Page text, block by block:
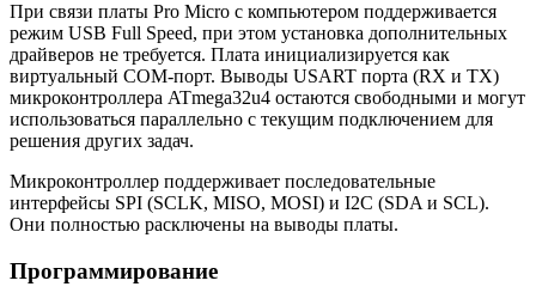
При связи платы Pro Micro с компьютером поддерживается
режим USB Full Speed, при этом установка дополнительных
драйверов не требуется. Плата инициализируется как
виртуальный COM-порт. Выводы USART порта (RX и ТХ)
микроконтроллера ATmega32u4 остаются свободными и могут
использоваться параллельно с текущим подключением для
решения других задач.
Микроконтроллер поддерживает последовательные
интерфейсы SPI (SCLK, MISO, MOSI) и I2C (SDA и SCL).
Они полностью расключены на выводы платы.
Программирование